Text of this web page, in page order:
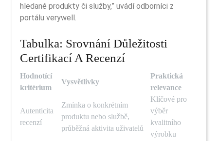
hledané produkty či služby,” uvádí odborníci z
portálu verywell.
Tabulka: Srovnání Důležitosti
Certifikací A Recenzí
Hodnotící
kritérium
Vysvětlivky
Praktická
relevance
Autenticita
recenzí
Zmínka o konkrétním
produktu nebo službě,
průběžná aktivita uživatelů
Klíčové pro
výběr
kvalitního
výrobku